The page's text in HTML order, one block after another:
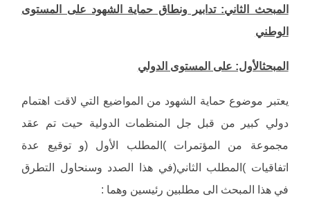
المبحث الثاني: تدابير ونطاق حماية الشهود على المستوى
الوطني
المبحثالأول: على المستوى الدولي
يعتبر موضوع حماية الشهود من المواضيع التي لاقت اهتمام
دولي كبير من قبل جل المنظمات الدولية حيت تم عقد
مجموعة من المؤتمرات )المطلب الأول (و توقيع عدة
اتفاقيات )المطلب الثاني(في هذا الصدد وسنحاول التطرق
في هذا المبحث الى مطلبين رئيسين وهما :